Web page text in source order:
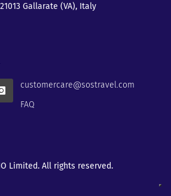
Gallarate (VA), Italy
customercare@sostravel.com
FAQ
Limited. All rights reserved.